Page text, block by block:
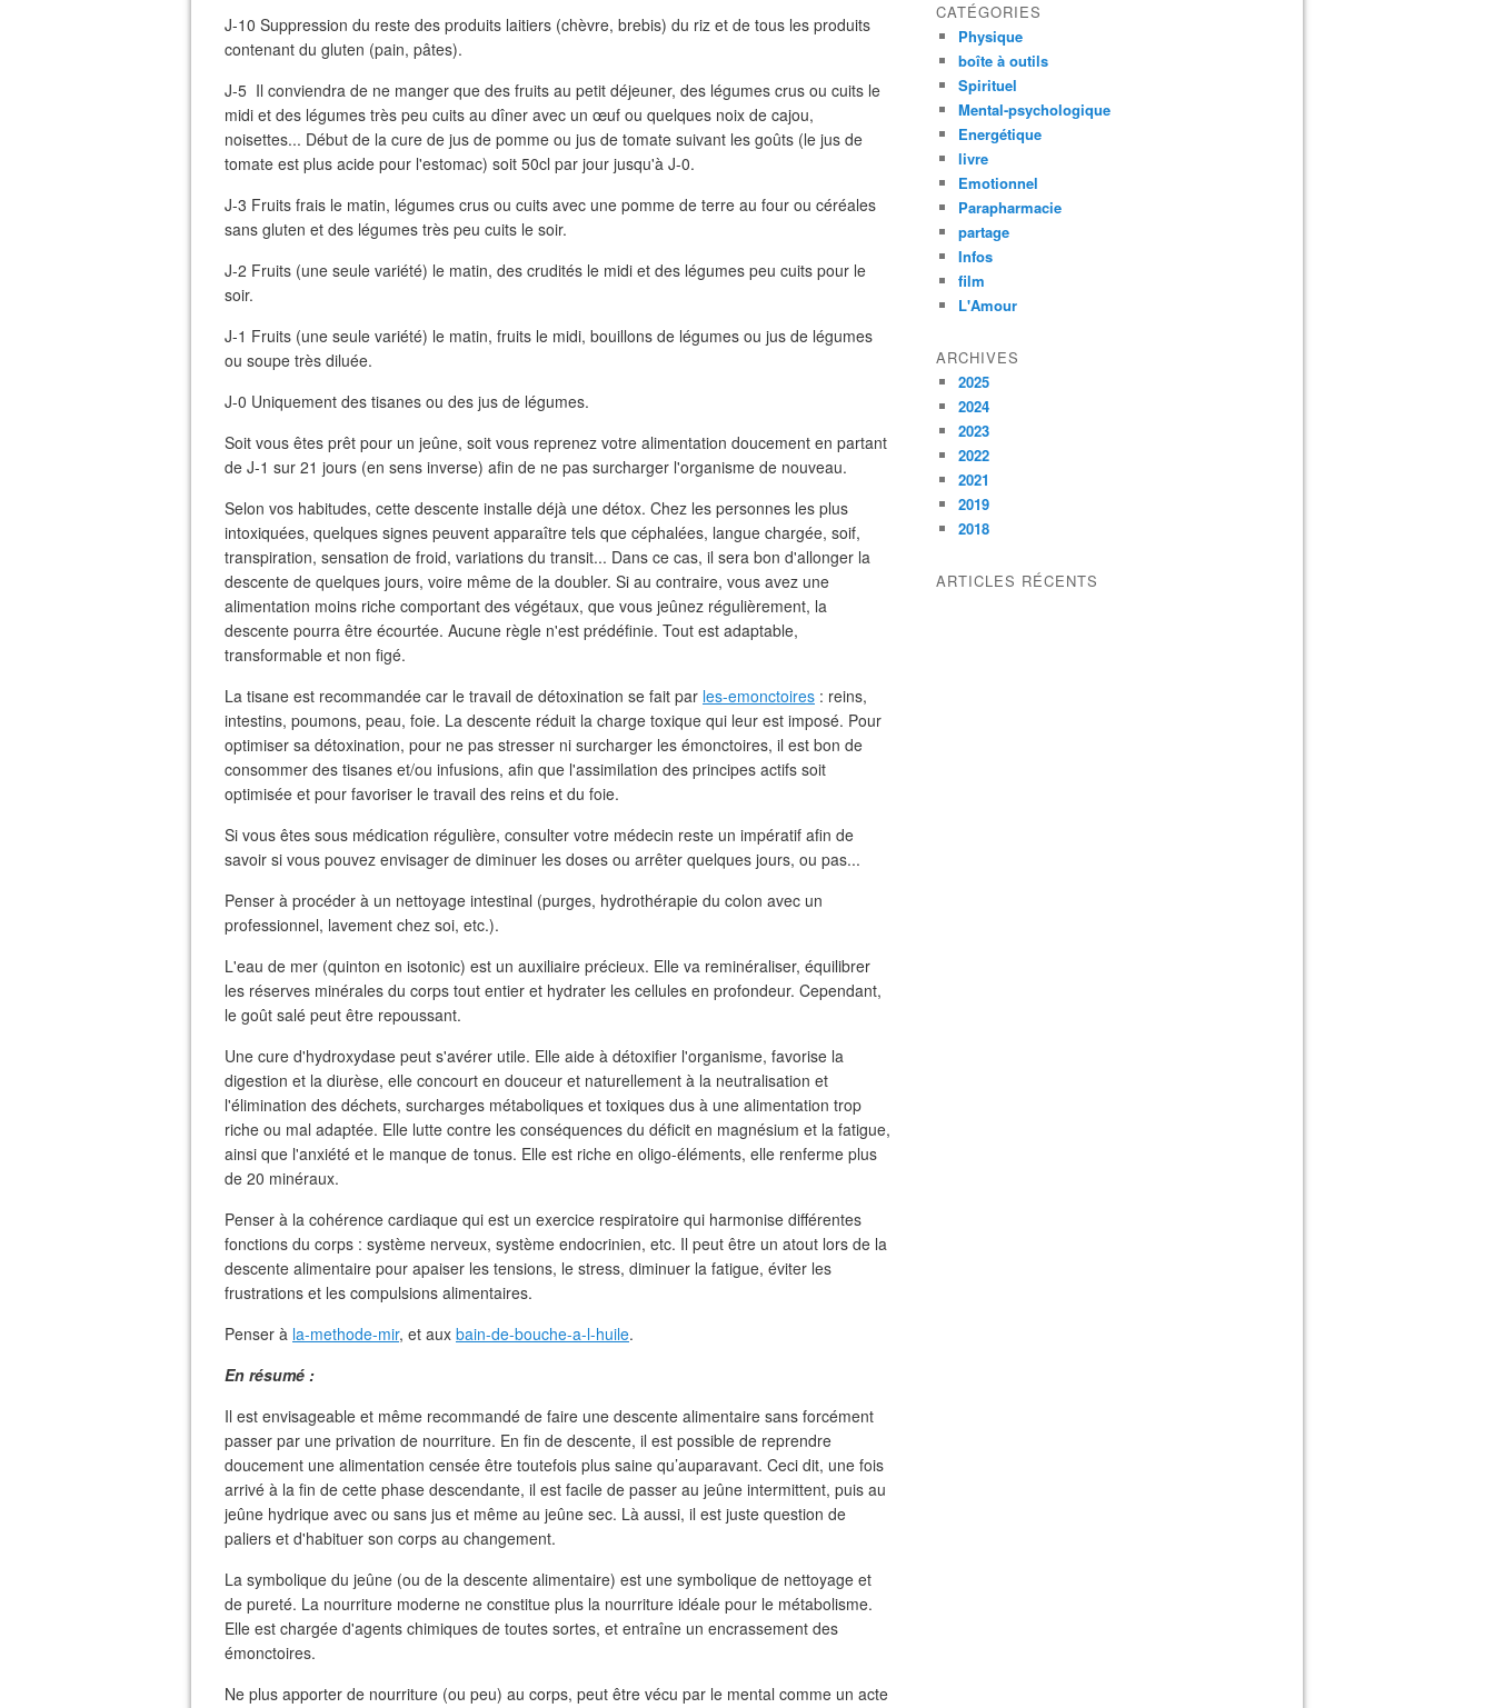
J-10 Suppression du reste des produits laitiers (chèvre, brebis) du riz et de tous les produits
contenant du gluten (pain, pâtes).
J-5 Il conviendra de ne manger que des fruits au petit déjeuner, des légumes crus ou cuits le
midi et des légumes très peu cuits au dîner avec un œuf ou quelques noix de cajou,
noisettes... Début de la cure de jus de pomme ou jus de tomate suivant les goûts (le jus de
tomate est plus acide pour l'estomac) soit 50cl par jour jusqu'à J-0.
J-3 Fruits frais le matin, légumes crus ou cuits avec une pomme de terre au four ou céréales
sans gluten et des légumes très peu cuits le soir.
J-2 Fruits (une seule variété) le matin, des crudités le midi et des légumes peu cuits pour le
soir.
J-1 Fruits (une seule variété) le matin, fruits le midi, bouillons de légumes ou jus de légumes
ou soupe très diluée.
J-0 Uniquement des tisanes ou des jus de légumes.
Soit vous êtes prêt pour un jeûne, soit vous reprenez votre alimentation doucement en partant
de J-1 sur 21 jours (en sens inverse) afin de ne pas surcharger l'organisme de nouveau.
Selon vos habitudes, cette descente installe déjà une détox. Chez les personnes les plus
intoxiquées, quelques signes peuvent apparaître tels que céphalées, langue chargée, soif,
transpiration, sensation de froid, variations du transit... Dans ce cas, il sera bon d'allonger la
descente de quelques jours, voire même de la doubler. Si au contraire, vous avez une
alimentation moins riche comportant des végétaux, que vous jeûnez régulièrement, la
descente pourra être écourtée. Aucune règle n'est prédéfinie. Tout est adaptable,
transformable et non figé.
La tisane est recommandée car le travail de détoxination se fait par les-emonctoires : reins,
intestins, poumons, peau, foie. La descente réduit la charge toxique qui leur est imposé. Pour
optimiser sa détoxination, pour ne pas stresser ni surcharger les émonctoires, il est bon de
consommer des tisanes et/ou infusions, afin que l'assimilation des principes actifs soit
optimisée et pour favoriser le travail des reins et du foie.
Si vous êtes sous médication régulière, consulter votre médecin reste un impératif afin de
savoir si vous pouvez envisager de diminuer les doses ou arrêter quelques jours, ou pas...
Penser à procéder à un nettoyage intestinal (purges, hydrothérapie du colon avec un
professionnel, lavement chez soi, etc.).
L'eau de mer (quinton en isotonic) est un auxiliaire précieux. Elle va reminéraliser, équilibrer
les réserves minérales du corps tout entier et hydrater les cellules en profondeur. Cependant,
le goût salé peut être repoussant.
Une cure d'hydroxydase peut s'avérer utile. Elle aide à détoxifier l'organisme, favorise la
digestion et la diurèse, elle concourt en douceur et naturellement à la neutralisation et
l'élimination des déchets, surcharges métaboliques et toxiques dus à une alimentation trop
riche ou mal adaptée. Elle lutte contre les conséquences du déficit en magnésium et la fatigue,
ainsi que l'anxiété et le manque de tonus. Elle est riche en oligo-éléments, elle renferme plus
de 20 minéraux.
Penser à la cohérence cardiaque qui est un exercice respiratoire qui harmonise différentes
fonctions du corps : système nerveux, système endocrinien, etc. Il peut être un atout lors de la
descente alimentaire pour apaiser les tensions, le stress, diminuer la fatigue, éviter les
frustrations et les compulsions alimentaires.
Penser à la-methode-mir, et aux bain-de-bouche-a-l-huile.
En résumé :
Il est envisageable et même recommandé de faire une descente alimentaire sans forcément
passer par une privation de nourriture. En fin de descente, il est possible de reprendre
doucement une alimentation censée être toutefois plus saine qu’auparavant. Ceci dit, une fois
arrivé à la fin de cette phase descendante, il est facile de passer au jeûne intermittent, puis au
jeûne hydrique avec ou sans jus et même au jeûne sec. Là aussi, il est juste question de
paliers et d'habituer son corps au changement.
La symbolique du jeûne (ou de la descente alimentaire) est une symbolique de nettoyage et
de pureté. La nourriture moderne ne constitue plus la nourriture idéale pour le métabolisme.
Elle est chargée d'agents chimiques de toutes sortes, et entraîne un encrassement des
émonctoires.
Ne plus apporter de nourriture (ou peu) au corps, peut être vécu par le mental comme un acte
CATÉGORIES
Physique
boîte à outils
Spirituel
Mental-psychologique
Energétique
livre
Emotionnel
Parapharmacie
partage
Infos
film
L'Amour
ARCHIVES
2025
2024
2023
2022
2021
2019
2018
ARTICLES RÉCENTS